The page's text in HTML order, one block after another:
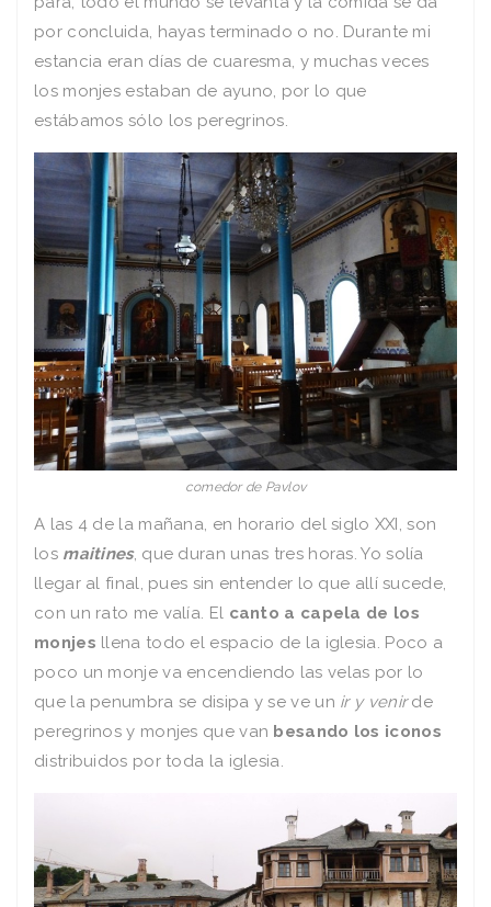
por concluida, hayas terminado o no. Durante mi
estancia eran días de cuaresma, y muchas veces
los monjes estaban de ayuno, por lo que
estábamos sólo los peregrinos.
comedor de Pavlov
A las 4 de la mañana, en horario del siglo XXI, son
los maitines, que duran unas tres horas. Yo solía
llegar al final, pues sin entender lo que allí sucede,
con un rato me valía. El canto a capela de los
monjes llena todo el espacio de la iglesia. Poco a
poco un monje va encendiendo las velas por lo
que la penumbra se disipa y se ve un ir y venirde
peregrinos y monjes que van besando los iconos
distribuidos por toda la iglesia.